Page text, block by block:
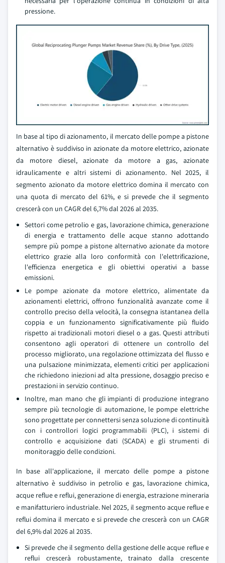
pressione.
In base al tipo di azionamento, il mercato delle pompe a pistone
alternativo è suddiviso in azionate da motore elettrico, azionate
da motore diesel, azionate da motore a gas, azionate
idraulicamente e altri sistemi di azionamento. Nel 2025, il
segmento azionato da motore elettrico domina il mercato con
una quota di mercato del 61%, e si prevede che il segmento
crescerà con un CAGR del 6,7% dal 2026 al 2035.
Settori come petrolio e gas, lavorazione chimica, generazione
di energia e trattamento delle acque stanno adottando
sempre più pompe a pistone alternativo azionate da motore
elettrico grazie alla loro conformità con l'elettrificazione,
l'efficienza energetica e gli obiettivi operativi a basse
emissioni.
Le pompe azionate da motore elettrico, alimentate da
azionamenti elettrici, offrono funzionalità avanzate come il
controllo preciso della velocità, la consegna istantanea della
coppia e un funzionamento significativamente più fluido
rispetto ai tradizionali motori diesel o a gas. Questi attributi
consentono agli operatori di ottenere un controllo del
processo migliorato, una regolazione ottimizzata del flusso e
una pulsazione minimizzata, elementi critici per applicazioni
che richiedono iniezioni ad alta pressione, dosaggio preciso e
prestazioni in servizio continuo.
Inoltre, man mano che gli impianti di produzione integrano
sempre più tecnologie di automazione, le pompe elettriche
sono progettate per connettersi senza soluzione di continuità
con i controllori logici programmabili (PLC), i sistemi di
controllo e acquisizione dati (SCADA) e gli strumenti di
monitoraggio delle condizioni.
In base all'applicazione, il mercato delle pompe a pistone
alternativo è suddiviso in petrolio e gas, lavorazione chimica,
acque reflue e reflui, generazione di energia, estrazione mineraria
e manifatturiero industriale. Nel 2025, il segmento acque reflue e
reflui domina il mercato e si prevede che crescerà con un CAGR
del 6,9% dal 2026 al 2035.
Si prevede che il segmento della gestione delle acque reflue e
reflui crescerà robustamente, trainato dalla crescente